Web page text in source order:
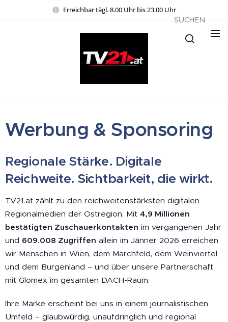
Erreichbar tägl. 8.00 Uhr bis 23.00 Uhr
SUCHEN
Werbung & Sponsoring
Regionale Stärke. Digitale
Reichweite. Sichtbarkeit, die wirkt.
TV21.at zählt zu den reichweitenstärksten digitalen
Regionalmedien der Ostregion. Mit 4,9 Millionen
bestätigten Zuschauerkontakten im vergangenen Jahr
und 609.008 Zugriffen allein im Jänner 2026 erreichen
wir Menschen in Wien, dem Marchfeld, dem Weinviertel
und dem Burgenland – und über unsere Partnerschaft
mit Glomex im gesamten DACH-Raum.
Ihre Marke erscheint bei uns in einem journalistischen
Umfeld – glaubwürdig, unaufdringlich und regional